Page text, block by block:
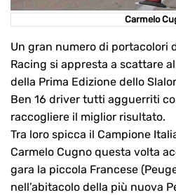
Carmelo
Un gran numero di portacolori
Racing si appresta a scattare
della Prima Edizione dello
Ben 16 driver tutti agguerriti
raccogliere il miglior risultato.
Tra loro spicca il Campione
Carmelo Cugno questa volta
gara la piccola Francese
nell’abitacolo della più nuova